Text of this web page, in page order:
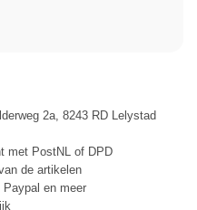
2a, 8243 RD Lelystad
met PostNL of DPD
de artikelen
Paypal en meer